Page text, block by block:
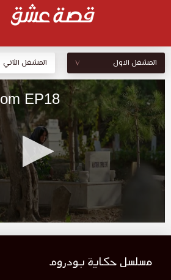
المشغل الاول V المشغل الثاني
مسلسل حكاية بودروم